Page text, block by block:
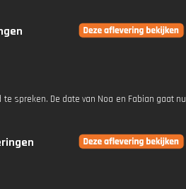
spreken. De date van Noa en Fabian gaat nu